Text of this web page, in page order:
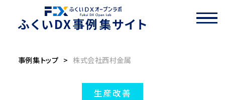
ふくいDX事例集サイト
事例集トップ > 株式会社西村金属
生産改善